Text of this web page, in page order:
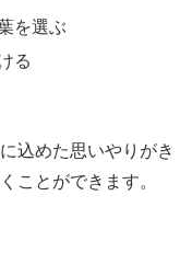
を選ぶ
る
込めた思いやりがき
ことができます。